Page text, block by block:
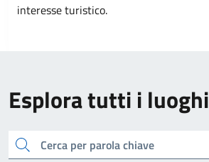
interesse turistico.
Esplora tutti i luoghi
Cerca